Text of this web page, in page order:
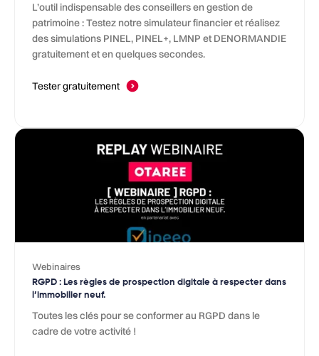
L’outil indispensable des conseillers en gestion de
patrimoine : Testez notre simulateur financier et réalisez
des simulations PINEL, PINEL+, LMNP et DENORMANDIE
gratuitement et en quelques secondes.
Tester gratuitement
Webinaires
RGPD : Les règles de prospection digitale à respecter dans
l’immobilier neuf.
Toutes les clés pour se conformer au RGPD dans le
cadre de votre activité !